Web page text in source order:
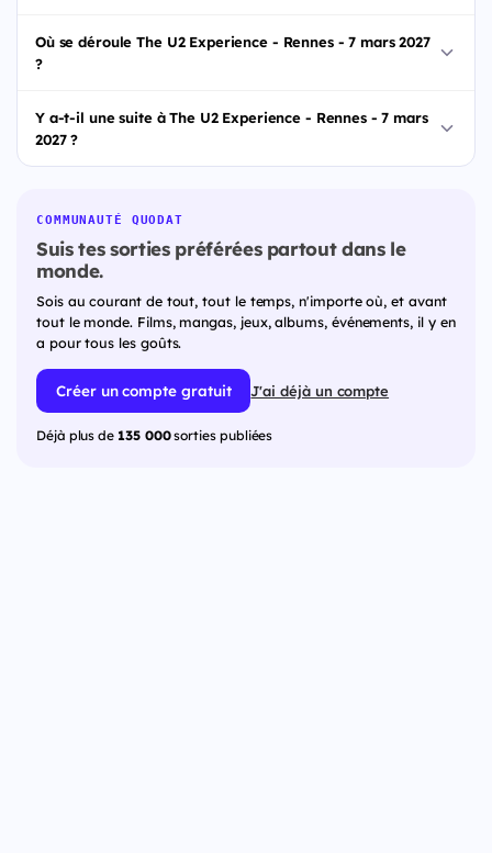
Où se déroule The U2 Experience - Rennes - 7 mars 2027
?
Y a-t-il une suite à The U2 Experience - Rennes - 7 mars
2027 ?
COMMUNAUTÉ QUODAT
Suis tes sorties préférées partout dans le
monde.
Sois au courant de tout, tout le temps, n'importe où, et avant
tout le monde. Films, mangas, jeux, albums, événements, il y en
a pour tous les goûts.
Créer un compte gratuit J'ai déjà un compte
Déjà plus de 135 000sorties publiées